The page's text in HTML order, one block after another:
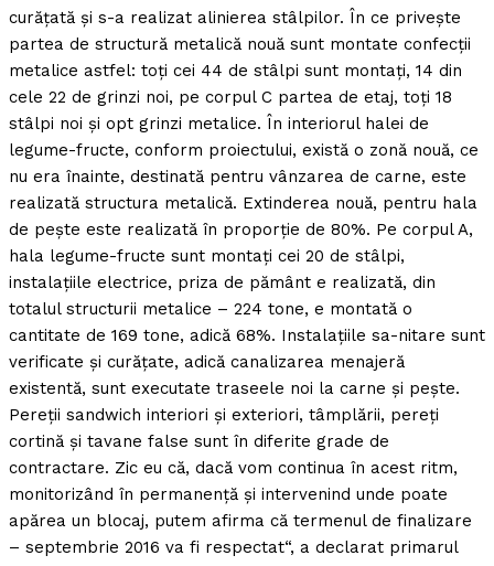
curăţată şi s-a realizat alinierea stâlpilor. În ce priveşte
partea de structură metalică nouă sunt montate confecţii
metalice astfel: toţi cei 44 de stâlpi sunt montaţi, 14 din
cele 22 de grinzi noi, pe corpul C partea de etaj, toţi 18
stâlpi noi şi opt grinzi metalice. În interiorul halei de
legume-fructe, conform proiectului, există o zonă nouă, ce
nu era înainte, destinată pentru vânzarea de carne, este
realizată structura metalică. Extinderea nouă, pentru hala
de peşte este realizată în proporţie de 80%. Pe corpul A,
hala legume-fructe sunt montaţi cei 20 de stâlpi,
instalaţiile electrice, priza de pământ e realizată, din
totalul structurii metalice – 224 tone, e montată o
cantitate de 169 tone, adică 68%. Instalaţiile sa-nitare sunt
verificate şi curăţate, adică canalizarea menajeră
existentă, sunt executate traseele noi la carne şi peşte.
Pereţii sandwich interiori şi exteriori, tâmplării, pereţi
cortină şi tavane false sunt în diferite grade de
contractare. Zic eu că, dacă vom continua în acest ritm,
monitorizând în permanenţă şi intervenind unde poate
apărea un blocaj, putem afirma că termenul de finalizare
– septembrie 2016 va fi respectat“, a declarat primarul